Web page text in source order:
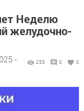
Неделю
желудочно-
-
253 0 0